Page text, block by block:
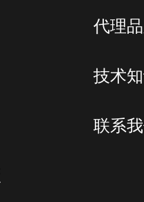
代理
技术
联系